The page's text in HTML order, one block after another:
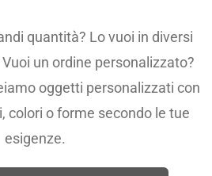
quantità? Lo vuoi in diversi
un ordine personalizzato?
oggetti personalizzati con
colori o forme secondo le tue
esigenze.